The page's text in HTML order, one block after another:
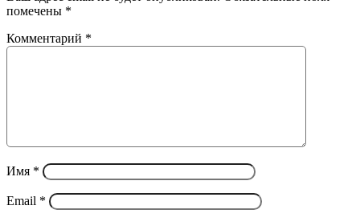
помечены *
Комментарий *
Имя *
Email *